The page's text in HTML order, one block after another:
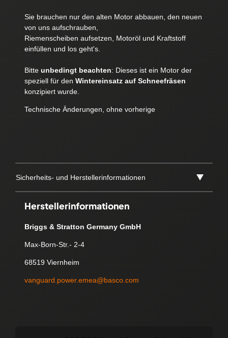
Sie brauchen nur den alten Motor abbauen, den neuen
von uns aufschrauben,
Riemenscheiben aufsetzen, Motoröl und Kraftstoff
einfüllen und los geht's.
Bitte unbedingt beachten: Dieses ist ein Motor der
speziell für den Wintereinsatz auf Schneefräsen
konzipiert wurde.
Technische Änderungen, ohne vorherige
Sicherheits- und Herstellerinformationen
Herstellerinformationen
Briggs & Stratton Germany GmbH
Max-Born-Str.- 2-4
68519 Viernheim
vanguard.power.emea@basco.com